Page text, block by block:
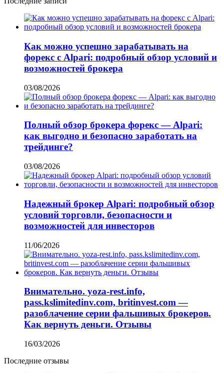
Как можно успешно зарабатывать на
форекс с Alpari: подробный обзор условий и
возможностей брокера
03/08/2026
Полный обзор брокера форекс — Alpari:
как выгодно и безопасно заработать на
трейдинге?
03/08/2026
Надежный брокер Alpari: подробный обзор
условий торговли, безопасности и
возможностей для инвесторов
11/06/2026
Внимательно. yoza-rest.info,
pass.kslimitedinv.com, britinvest.com —
разоблачение серии фальшивых брокеров.
Как вернуть деньги. Отзывы
16/03/2026
Последние отзывы